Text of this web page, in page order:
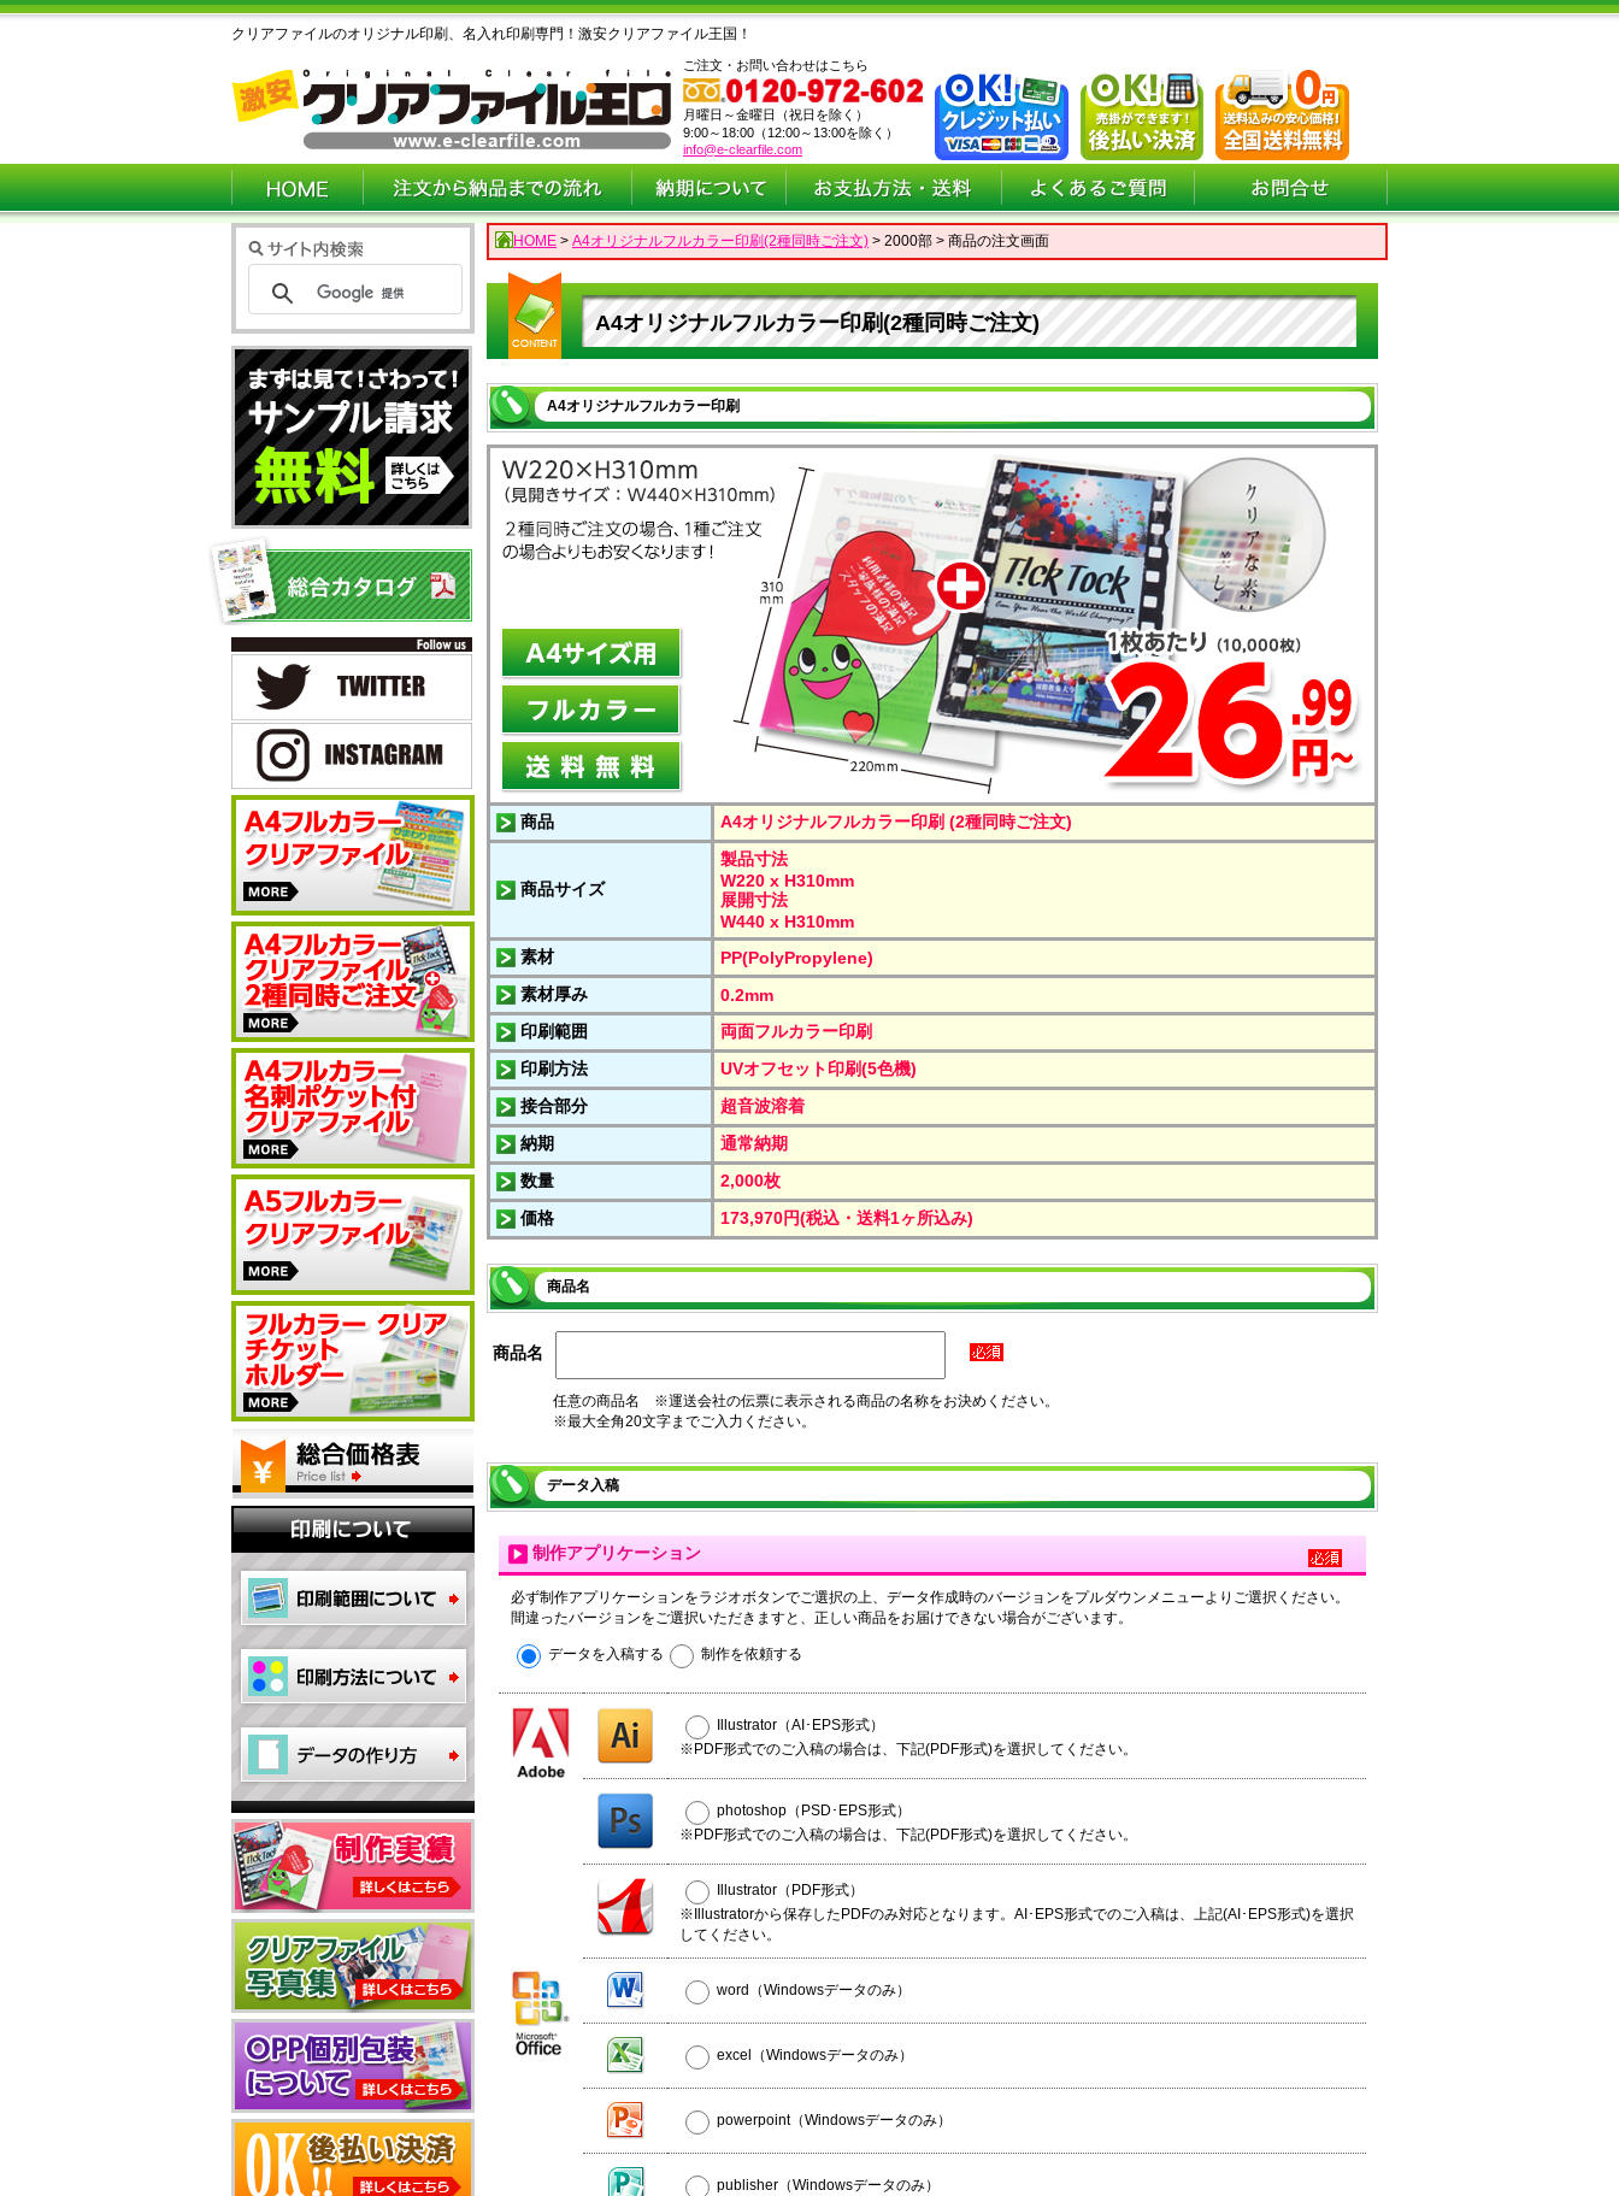
クリアファイルのオリジナル印刷、名入れ印刷専門！激安クリアファイル王国！
ご注文・お問い合わせはこちら
月曜日～金曜日（祝日を除く）
9:00～18:00（12:00～13:00を除く）
info@e-clearfile.com
HOME > A4オリジナルフルカラー印刷(2種同時ご注文) > 2000部 > 商品の注文画面
A4オリジナルフルカラー印刷(2種同時ご注文)
A4オリジナルフルカラー印刷
商品 A4オリジナルフルカラー印刷 (2種同時ご注文)
商品サイズ
製品寸法
W220 x H310mm
展開寸法
W440 x H310mm
素材
PP(PolyPropylene)
素材厚み
0.2mm
印刷範囲
両面フルカラー印刷
印刷方法
UVオフセット印刷(5色機)
接合部分
超音波溶着
納期
通常納期
数量
2,000枚
価格
173,970円(税込・送料1ヶ所込み)
商品名
商品名
任意の商品名 ※運送会社の伝票に表示される商品の名称をお決めください。
※最大全角20文字までご入力ください。
データ入稿
制作アプリケーション
必ず制作アプリケーションをラジオボタンでご選択の上、データ作成時のバージョンをプルダウンメニューよりご選択ください。
間違ったバージョンをご選択いただきますと、正しい商品をお届けできない場合がございます。
データを入稿する 制作を依頼する
Illustrator（AI･EPS形式）
※PDF形式でのご入稿の場合は、下記(PDF形式)を選択してください。
photoshop（PSD･EPS形式）
※PDF形式でのご入稿の場合は、下記(PDF形式)を選択してください。
Illustrator（PDF形式）
※Illustratorから保存したPDFのみ対応となります。AI･EPS形式でのご入稿は、上記(AI･EPS形式)を選択
してください。
word（Windowsデータのみ）
excel（Windowsデータのみ）
powerpoint（Windowsデータのみ）
publisher（Windowsデータのみ）